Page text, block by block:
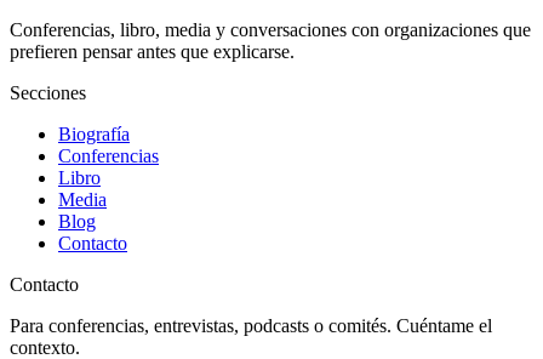
Conferencias, libro, media y conversaciones con organizaciones que
prefieren pensar antes que explicarse.
Secciones
Biografía
Conferencias
Libro
Media
Blog
Contacto
Contacto
Para conferencias, entrevistas, podcasts o comités. Cuéntame el
contexto.